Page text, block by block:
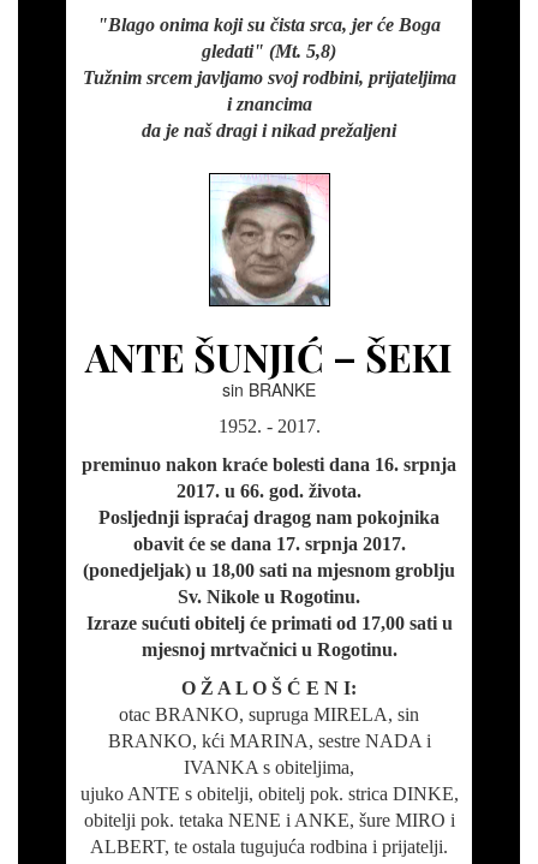
"Blago onima koji su čista srca, jer će Boga
gledati" (Mt. 5,8)
Tužnim srcem javljamo svoj rodbini, prijateljima
i znancima
da je naš dragi i nikad prežaljeni
ANTE ŠUNJIĆ – ŠEKI
sin BRANKE
1952. - 2017.
preminuo nakon kraće bolesti dana 16. srpnja
2017. u 66. god. života.
Posljednji ispraćaj dragog nam pokojnika
obavit će se dana 17. srpnja 2017.
(ponedjeljak) u 18,00 sati na mjesnom groblju
Sv. Nikole u Rogotinu.
Izraze sućuti obitelj će primati od 17,00 sati u
mjesnoj mrtvačnici u Rogotinu.
O Ž A L O Š Ć E N I:
otac BRANKO, supruga MIRELA, sin
BRANKO, kći MARINA, sestre NADA i
IVANKA s obiteljima,
ujuko ANTE s obitelji, obitelj pok. strica DINKE,
obitelji pok. tetaka NENE i ANKE, šure MIRO i
ALBERT, te ostala tugujuća rodbina i prijatelji.